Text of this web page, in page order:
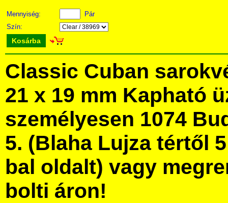
Mennyiség:
Pár
Szín:
Kosárba
Classic Cuban
21 x 19 mm Kapható
személyesen 1074
5. (Blaha Lujza tértől
bal oldalt) vagy
bolti áron!